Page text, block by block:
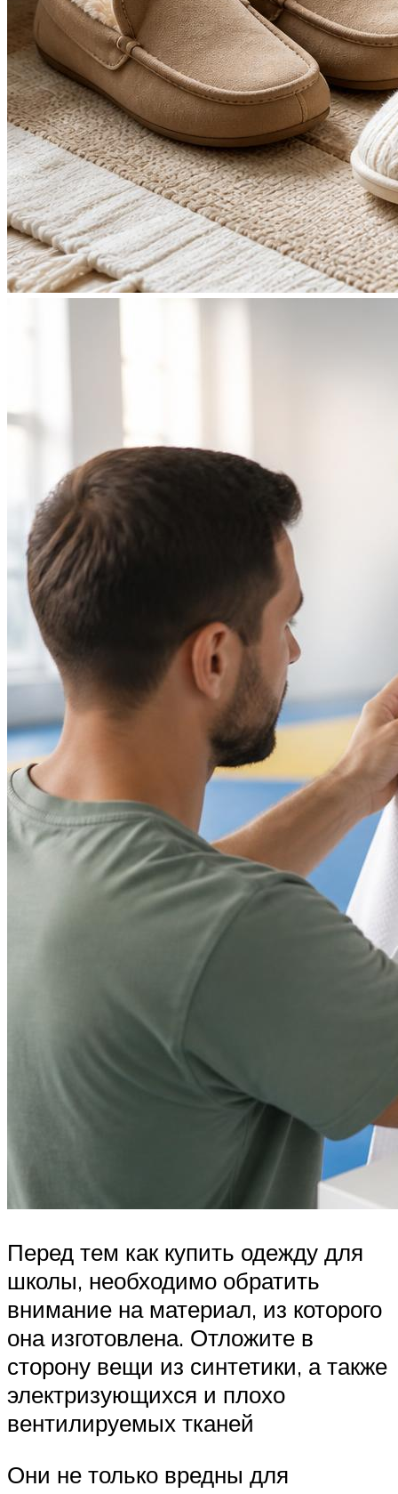
Перед тем как купить одежду для
школы, необходимо обратить
внимание на материал, из которого
она изготовлена. Отложите в
сторону вещи из синтетики, а также
электризующихся и плохо
вентилируемых тканей
Они не только вредны для